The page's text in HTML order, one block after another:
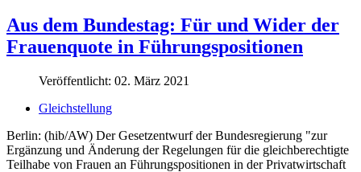
Aus dem Bundestag: Für und Wider der
Frauenquote in Führungspositionen
Veröffentlicht: 02. März 2021
Gleichstellung
Berlin: (hib/AW) Der Gesetzentwurf der Bundesregierung "zur
Ergänzung und Änderung der Regelungen für die gleichberechtigte
Teilhabe von Frauen an Führungspositionen in der Privatwirtschaft